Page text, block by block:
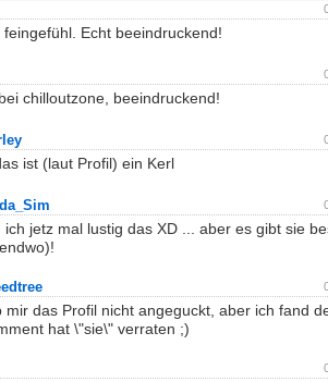
Echt beeindruckend!
chilloutzone, beeindruckend!
ist (laut Profil) ein Kerl
ich jetz mal lustig das XD ... aber es gibt sie
mir das Profil nicht angeguckt, aber ich fand
hat \"sie\" verraten ;)